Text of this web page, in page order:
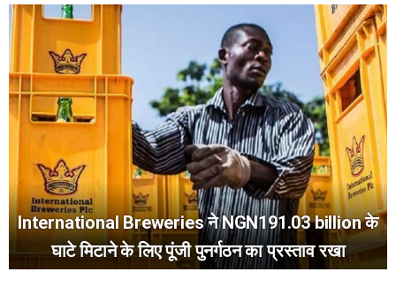
International Breweries ने NGN191.03 billion के
घाटे मिटाने के लिए पूंजी पुनर्गठन का प्रस्ताव रखा